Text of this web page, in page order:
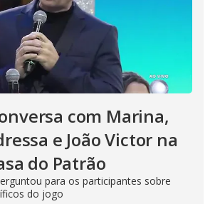
com Marina,
e João Victor na
do Patrão
para os participantes sobre
do jogo